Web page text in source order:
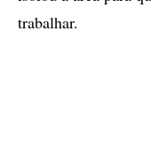
trabalhar.